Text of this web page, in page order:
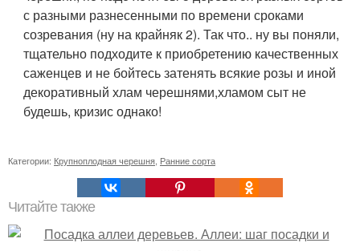
с разными разнесенными по времени сроками
созревания (ну на крайняк 2). Так что.. ну вы поняли,
тщательно подходите к приобретению качественных
саженцев и не бойтесь затенять всякие розы и иной
декоративный хлам черешнями,хламом сыт не
будешь, кризис однако!
Категории: Крупноплодная черешня Ранние сорта
Читайте также